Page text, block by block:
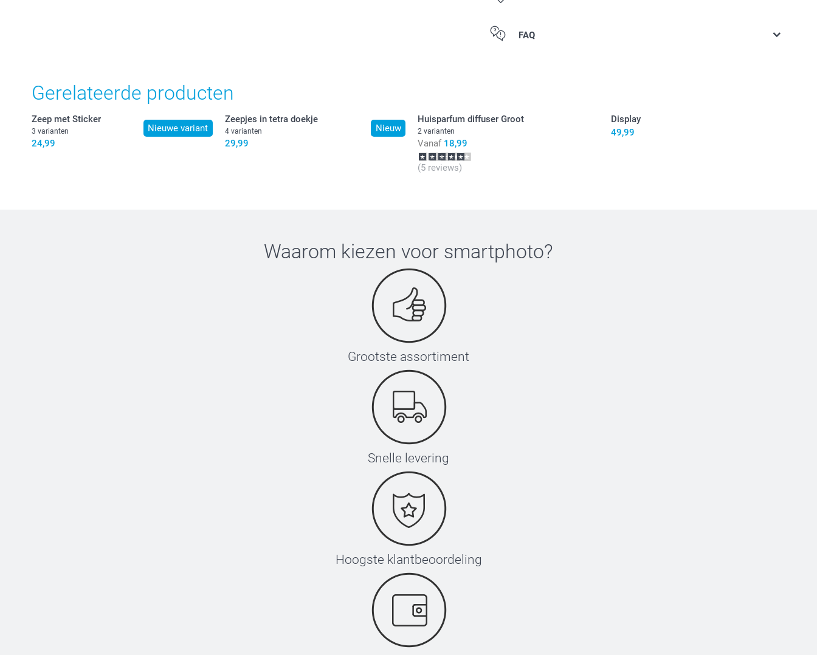
Alle prijzen zijn in EURO (€) inclusief BTW en exclusief verzendkosten.
FAQ
Gerelateerde producten
Nieuwe variant
Zeep met Sticker
3 varianten
24,99
Nieuw
Zeepjes in tetra doekje
4 varianten
29,99
Huisparfum diffuser Groot
2 varianten
Vanaf 18,99
(5 reviews)
Display
49,99
Waarom kiezen voor smartphoto?
Grootste assortiment
Snelle levering
Hoogste klantbeoordeling